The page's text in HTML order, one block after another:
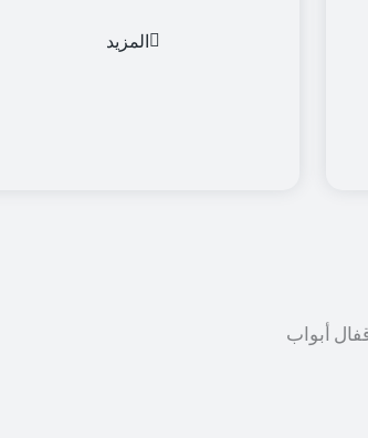
المزيد